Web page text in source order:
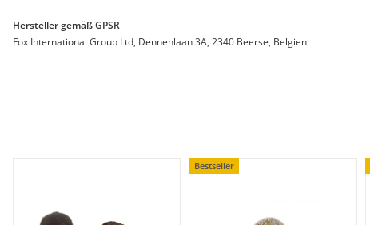
Hersteller gemäß GPSR
Fox International Group Ltd, Dennenlaan 3A, 2340 Beerse, Belgien
Bestseller